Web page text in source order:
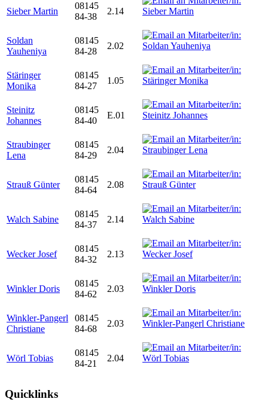
Sieber Martin
08145
84-38
2.14
Soldan
Yauheniya
08145
84-28
2.02
Stäringer
Monika
08145
84-27
1.05
Steinitz
Johannes
08145
84-40
E.01
Straubinger
Lena
08145
84-29
2.04
Strauß Günter
08145
84-64
2.08
Walch Sabine
08145
84-37
2.14
Wecker Josef
08145
84-32
2.13
Winkler Doris
08145
84-62
2.03
Winkler-Pangerl
Christiane
08145
84-68
2.03
Wörl Tobias
08145
84-21
2.04
Quicklinks